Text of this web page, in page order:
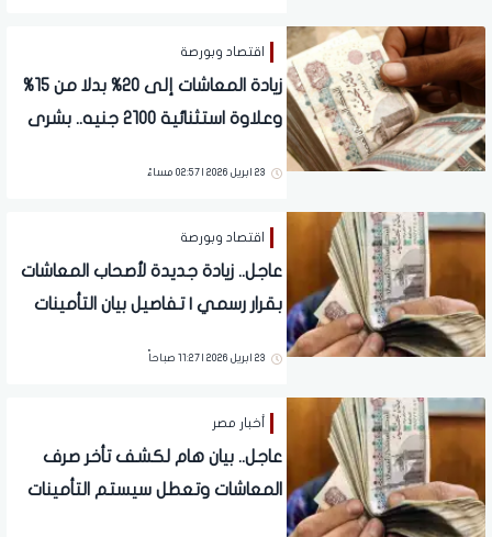
اقتصاد وبورصة
زيادة المعاشات إلى 20% بدلا من 15%
وعلاوة استثنائية 2100 جنيه.. بشرى
23 ابريل 2026 | 02:57 مساءً
اقتصاد وبورصة
عاجل.. زيادة جديدة لأصحاب المعاشات
بقرار رسمي | تفاصيل بيان التأمينات
23 ابريل 2026 | 11:27 صباحاً
أخبار مصر
عاجل.. بيان هام لكشف تأخر صرف
المعاشات وتعطل سيستم التأمينات